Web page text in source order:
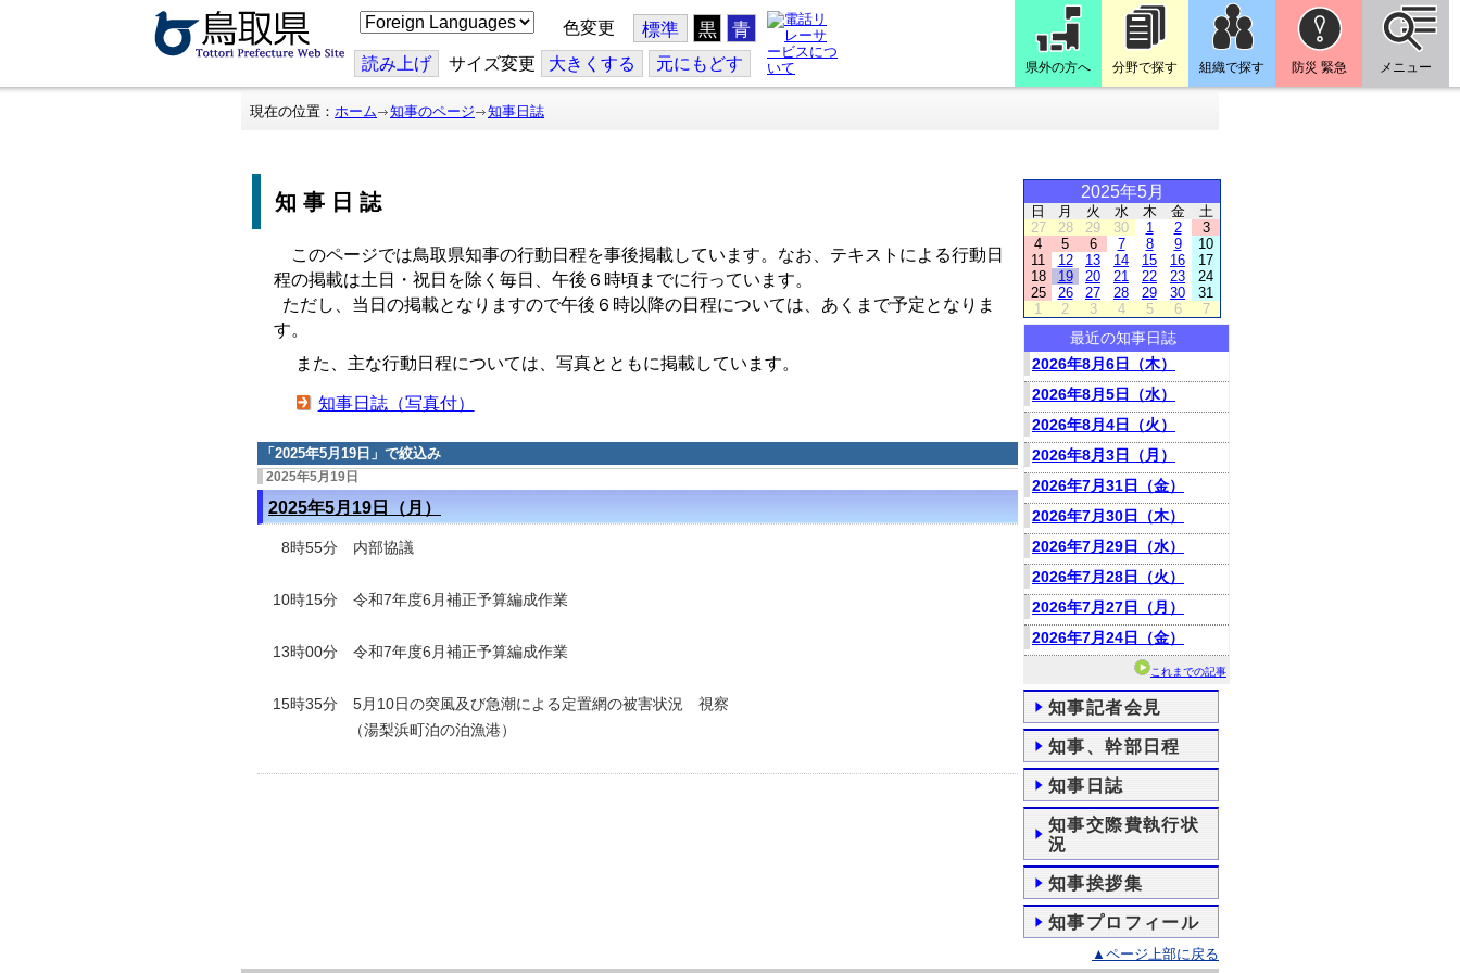
こ
の
ジ
を
翻
色変更 標準 黒 青
読み上げ サイズ変更 大きくする 元にもどす 県外の方へ 分野で探す 組織で探す 防災 緊急 メニュー
現在の位置： ホーム 知事のページ 知事日誌
知事日誌
このページでは鳥取県知事の行動日程を事後掲載しています。なお、テキストによる行動日
程の掲載は土日・祝日を除く毎日、午後６時頃までに行っています。
ただし、当日の掲載となりますので午後６時以降の日程については、あくまで予定となりま
す。
また、主な行動日程については、写真とともに掲載しています。
知事日誌（写真付）
「 2025年5月19日 」で絞込み
2025年5月19日
2025年5月19日（月）
8時55分 内部協議
10時15分 令和7年度6月補正予算編成作業
13時00分 令和7年度6月補正予算編成作業
15時35分 5月10日の突風及び急潮による定置網の被害状況 視察
（湯梨浜町泊の泊漁港）
2025年5月
日 月 火 水 木 金
土
27
28 29 30 1 2
3
4
5 6 7 8 9
10
11
12 13 14 15 16
17
18
19 20 21 22 23
24
25
26 27 28 29 30
31
1
2 3 4 5 6 7
最近の知事日誌
2026年8月6日（木）
2026年8月5日（水）
2026年8月4日（火）
2026年8月3日（月）
2026年7月31日（金）
2026年7月30日（木）
2026年7月29日（水）
2026年7月28日（火）
2026年7月27日（月）
2026年7月24日（金）
これまでの記事
知事記者会見
知事、幹部日程
知事日誌
知事交際費執行状
況
知事挨拶集
知事プロフィール
▲ページ上部に戻る